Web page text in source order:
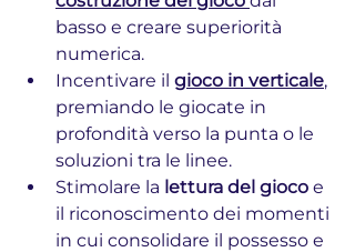
basso e creare superiorità
numerica.
Incentivare il gioco in verticale,
premiando le giocate in
profondità verso la punta o le
soluzioni tra le linee.
Stimolare la lettura del gioco e
il riconoscimento dei momenti
in cui consolidare il possesso e